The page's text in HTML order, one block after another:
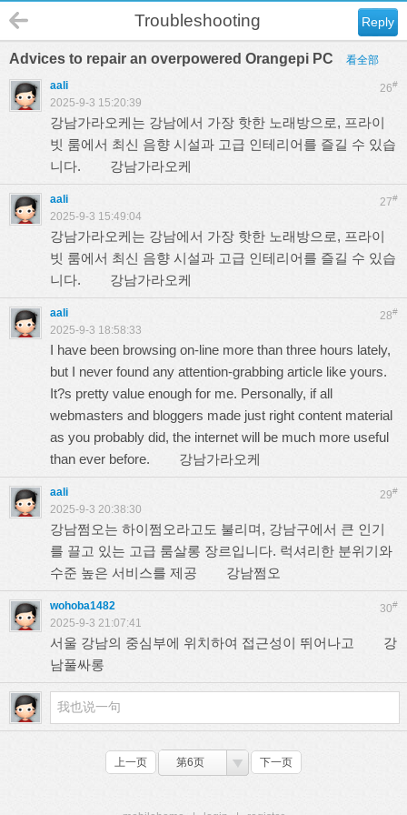
Reply
Troubleshooting
Advices to repair an overpowered Orangepi PC 看全部
26#
aali
2025-9-3 15:20:39
강남가라오케는 강남에서 가장 핫한 노래방으로, 프라이
빗 룸에서 최신 음향 시설과 고급 인테리어를 즐길 수 있습
니다. 강남가라오케
27#
aali
2025-9-3 15:49:04
강남가라오케는 강남에서 가장 핫한 노래방으로, 프라이
빗 룸에서 최신 음향 시설과 고급 인테리어를 즐길 수 있습
니다. 강남가라오케
28#
aali
2025-9-3 18:58:33
I have been browsing on-line more than three hours lately,
but I never found any attention-grabbing article like yours.
It?s pretty value enough for me. Personally, if all
webmasters and bloggers made just right content material
as you probably did, the internet will be much more useful
than ever before. 강남가라오케
29#
aali
2025-9-3 20:38:30
강남쩜오는 하이쩜오라고도 불리며, 강남구에서 큰 인기
를 끌고 있는 고급 룸살롱 장르입니다. 럭셔리한 분위기와
수준 높은 서비스를 제공 강남쩜오
30#
wohoba1482
2025-9-3 21:07:41
서울 강남의 중심부에 위치하여 접근성이 뛰어나고 강
남풀싸롱
上一页 第6页 下一页